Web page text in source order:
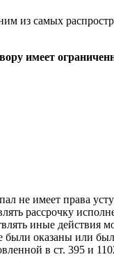
из самых
имеет
не имеет права
рассрочку
иные действия
были оказаны или
в ст. 395 и